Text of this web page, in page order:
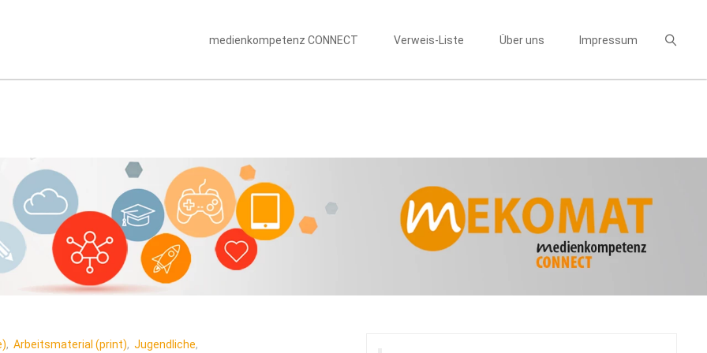
medienkompetenz CONNECT Verweis-Liste Über uns Impressum
, Arbeitsmaterial (print), Jugendliche,